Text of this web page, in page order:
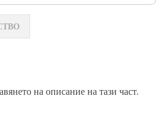
на описание на тази част.